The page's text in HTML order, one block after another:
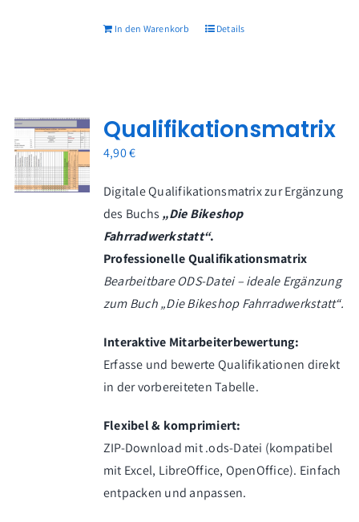
In den Warenkorb Details
Qualifikationsmatrix
4,90€
Digitale Qualifikationsmatrix zur Ergänzung
des Buchs „Die Bikeshop
Fahrradwerkstatt“.
Professionelle Qualifikationsmatrix
Bearbeitbare ODS-Datei – ideale Ergänzung
zum Buch „Die Bikeshop Fahrradwerkstatt“.
Interaktive Mitarbeiterbewertung:
Erfasse und bewerte Qualifikationen direkt
in der vorbereiteten Tabelle.
Flexibel & komprimiert:
ZIP-Download mit .ods-Datei (kompatibel
mit Excel, LibreOffice, OpenOffice). Einfach
entpacken und anpassen.